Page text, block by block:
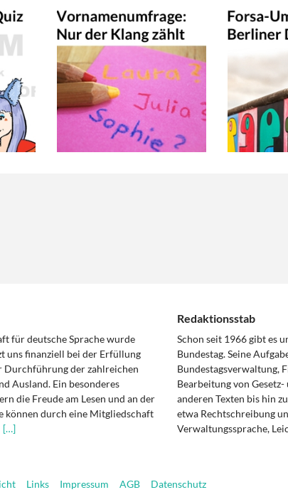
für deutsche Sprache wurde
uns finanziell bei der Erfüllung
Durchführung der zahlreichen
Ausland. Ein besonderes
die Freude am Lesen und an der
können durch eine Mitgliedschaft
[…]
Redaktionsstab
Schon seit 1966 gibt es
Bundestag. Seine
Bundestagsverwaltung,
Bearbeitung von
anderen Texten bis hin
etwa Rechtschreibung
Verwaltungssprache,
Links Impressum AGB Datenschutz